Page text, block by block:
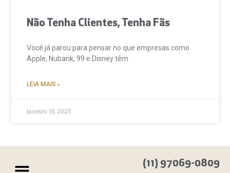
Não Tenha Clientes, Tenha Fãs
Você já parou para pensar no que empresas como
Apple, Nubank, 99 e Disney têm
LEIA MAIS »
janeiro 15, 2025
(11) 97069-0809